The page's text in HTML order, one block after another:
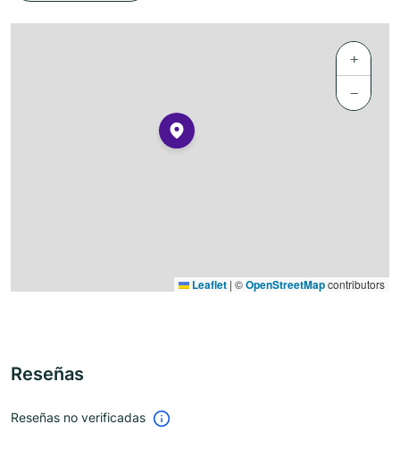
+
−
Leaflet | ©OpenStreetMapcontributors
Reseñas
Reseñas no verificadas